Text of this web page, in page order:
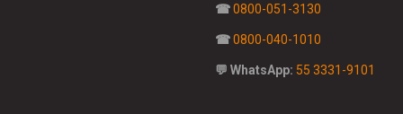
☎0800-051-3130
☎0800-040-1010
💬 WhatsApp: 55 3331-9101